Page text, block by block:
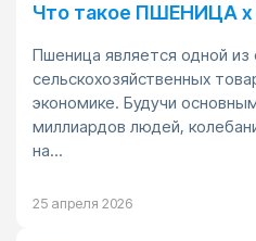
Что такое ПШЕНИЦА
Пшеница является одной из
сельскохозяйственных
экономике. Будучи
миллиардов людей,
на...
25 апреля 2026